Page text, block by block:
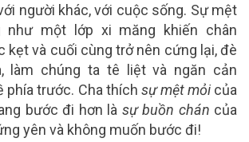
người khác, với cuộc sống. Sự mệt
như một lớp xi măng khiến chân
kẹt và cuối cùng trở nên cứng lại, đè
làm chúng ta tê liệt và ngăn cản
phía trước. Cha thích sự mệt mỏicủa
bước đi hơn là sự buồn chán của
yên và không muốn bước đi!